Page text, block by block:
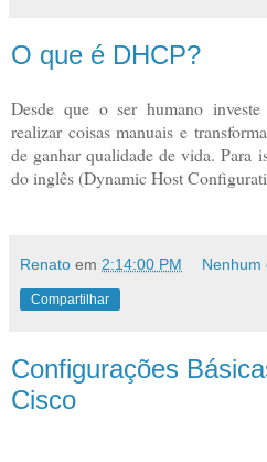
O que é DHCP?
Desde que o ser humano
realizar coisas manuais e
de ganhar qualidade de vida. Para
do inglês (Dynamic Host
Renato em 2:14:00 PM Nenhum
Compartilhar
Configurações
Cisco